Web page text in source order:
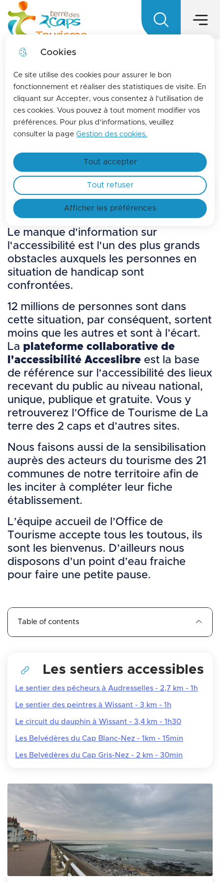
Cookies
Ce site utilise des cookies pour assurer le bon
fonctionnement et réaliser des statistiques de visite. En
cliquant sur Accepter, vous consentez à l'utilisation de
ces cookies. Vous pouvez à tout moment modifier vos
préférences. Pour plus d'informations, veuillez
consulter la pageGestion des cookies.
Afficher les préférences
Tout accepter
Tout refuser
Skip to
menu
Skip to
search
Skip to main
content
Skip to
site map
Pour vous tenir informés de l'actualités de La
terre des 2 caps, inscrivez-vous à la lettre
d'information de l'office de tourisme !
Terre des 2 caps Tourisme - Office
Menu
Home
Le manque d'information sur
l'accessibilité est l'un des plus grands
obstacles auxquels les personnes en
situation de handicap sont
confrontées.
12 millions de personnes sont dans
cette situation, par conséquent, sortent
moins que les autres et sont à l’écart.
La plateforme collaborative de
l'accessibilité Acceslibre est la base
de référence sur l'accessibilité des lieux
recevant du public au niveau national,
unique, publique et gratuite. Vous y
retrouverez l’Office de Tourisme de La
terre des 2 caps et d’autres sites.
Nous faisons aussi de la sensibilisation
auprès des acteurs du tourisme des 21
communes de notre territoire afin de
les inciter à compléter leur fiche
établissement.
L’équipe accueil de l’Office de
Tourisme accepte tous les toutous, ils
sont les bienvenus. D’ailleurs nous
disposons d’un point d’eau fraiche
pour faire une petite pause.
Table of contents
Les sentiers accessibles
Le sentier des pêcheurs à Audresselles - 2,7 km - 1h
Le sentier des peintres à Wissant - 3 km - 1h
Le circuit du dauphin à Wissant - 3,4 km - 1h30
Les Belvédères du Cap Blanc-Nez - 1km - 15min
Les Belvédères du Cap Gris-Nez - 2 km - 30min